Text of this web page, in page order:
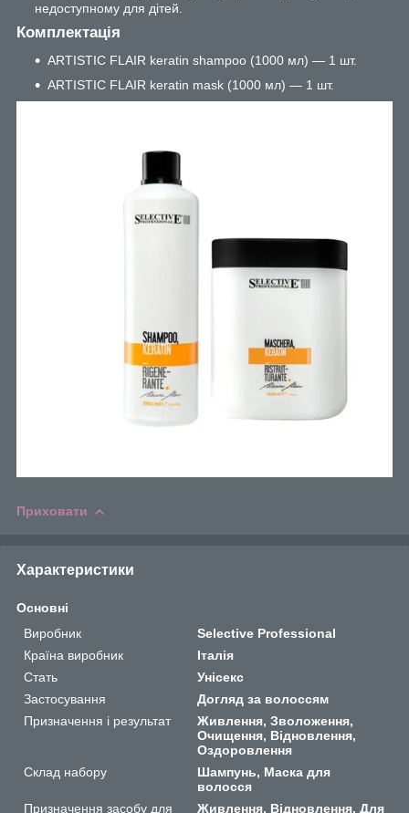
недоступному для дітей.
Комплектація
ARTISTIC FLAIR keratin shampoo (1000 мл) — 1 шт.
ARTISTIC FLAIR keratin mask (1000 мл) — 1 шт.
Приховати
Характеристики
Основні
Виробник
Selective Professional
Країна виробник
Італія
Стать
Унісекс
Застосування
Догляд за волоссям
Призначення і результат
Живлення, Зволоження,
Очищення, Відновлення,
Оздоровлення
Склад набору
Шампунь, Маска для
волосся
Призначення засобу для
Живлення, Відновлення, Для